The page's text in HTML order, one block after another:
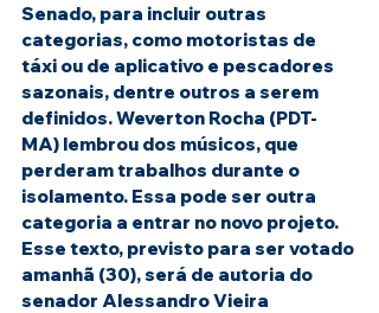
Senado, para incluir outras
categorias, como motoristas de
táxi ou de aplicativo e pescadores
sazonais, dentre outros a serem
definidos. Weverton Rocha (PDT-
MA) lembrou dos músicos, que
perderam trabalhos durante o
isolamento. Essa pode ser outra
categoria a entrar no novo projeto.
Esse texto, previsto para ser votado
amanhã (30), será de autoria do
senador Alessandro Vieira